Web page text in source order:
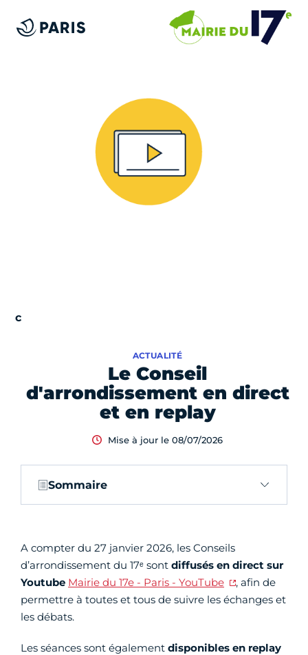
Le Conseil
d'arrondissement en direct
et en replay
ACTUALITÉ
Mise à jour le 08/07/2026
Sommaire
A compter du 27 janvier 2026, les Conseils
d’arrondissement du 17ᵉ sont diffusés en direct sur
Youtube Mairie du 17e - Paris - YouTube
, afin de
permettre à toutes et tous de suivre les échanges et
les débats.
Les séances sont également disponibles en replay